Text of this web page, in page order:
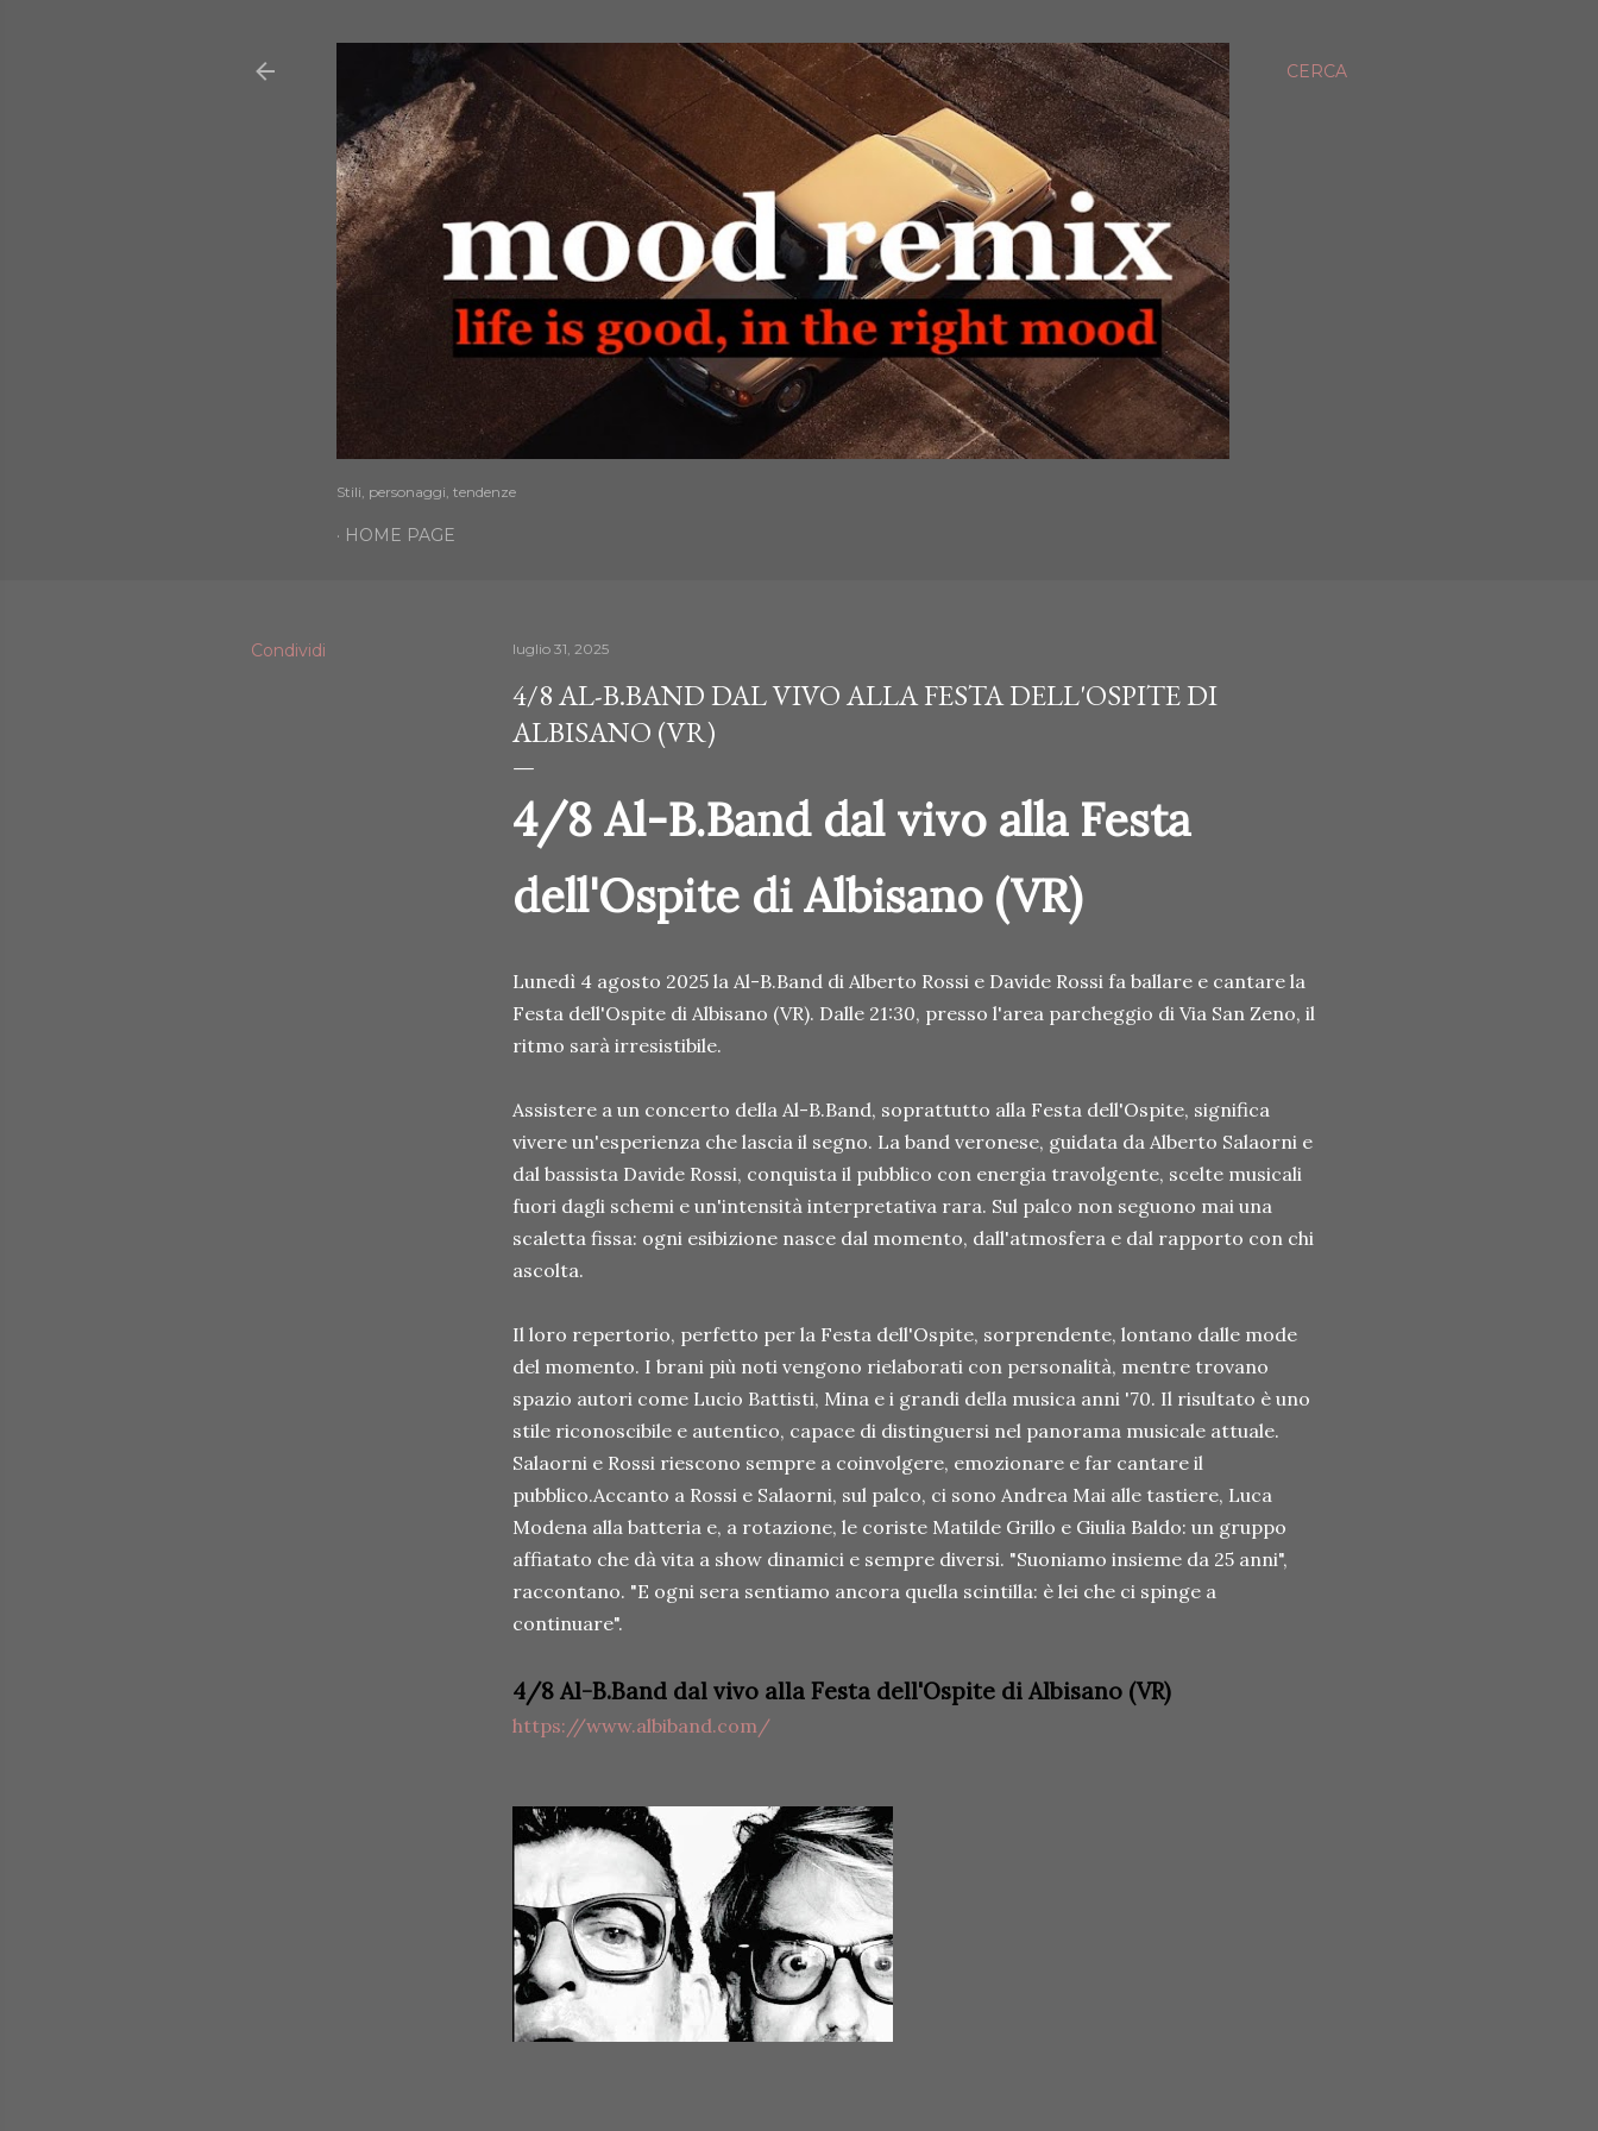
CERCA
Stili, personaggi, tendenze
HOME PAGE
Condividi luglio 31, 2025
4/8 AL-B.BAND DAL VIVO ALLA FESTA DELL'OSPITE DI
ALBISANO (VR)
4/8 Al-B.Band dal vivo alla Festa
dell'Ospite di Albisano (VR)
Lunedì 4 agosto 2025 la Al-B.Band di Alberto Rossi e Davide Rossi fa ballare e cantare la
Festa dell'Ospite di Albisano (VR). Dalle 21:30, presso l'area parcheggio di Via San Zeno, il
ritmo sarà irresistibile.
Assistere a un concerto della Al-B.Band, soprattutto alla Festa dell'Ospite, significa
vivere un'esperienza che lascia il segno. La band veronese, guidata da Alberto Salaorni e
dal bassista Davide Rossi, conquista il pubblico con energia travolgente, scelte musicali
fuori dagli schemi e un'intensità interpretativa rara. Sul palco non seguono mai una
scaletta fissa: ogni esibizione nasce dal momento, dall'atmosfera e dal rapporto con chi
ascolta.
Il loro repertorio, perfetto per la Festa dell'Ospite, sorprendente, lontano dalle mode
del momento. I brani più noti vengono rielaborati con personalità, mentre trovano
spazio autori come Lucio Battisti, Mina e i grandi della musica anni '70. Il risultato è uno
stile riconoscibile e autentico, capace di distinguersi nel panorama musicale attuale.
Salaorni e Rossi riescono sempre a coinvolgere, emozionare e far cantare il
pubblico.Accanto a Rossi e Salaorni, sul palco, ci sono Andrea Mai alle tastiere, Luca
Modena alla batteria e, a rotazione, le coriste Matilde Grillo e Giulia Baldo: un gruppo
affiatato che dà vita a show dinamici e sempre diversi. "Suoniamo insieme da 25 anni",
raccontano. "E ogni sera sentiamo ancora quella scintilla: è lei che ci spinge a
continuare".
4/8 Al-B.Band dal vivo alla Festa dell'Ospite di Albisano (VR)
https://www.albiband.com/